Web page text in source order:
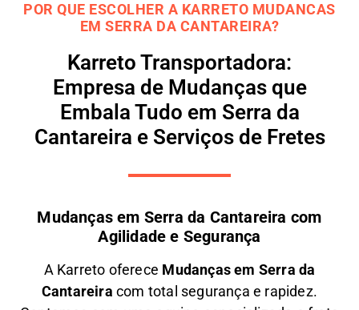
POR QUE ESCOLHER A KARRETO MUDANCAS
EM SERRA DA CANTAREIRA?
Karreto Transportadora:
Empresa de Mudanças que
Embala Tudo em Serra da
Cantareira e Serviços de Fretes
Mudanças em Serra da Cantareira com
Agilidade e Segurança
A Karreto oferece Mudanças em Serra da
Cantareira com total segurança e rapidez.